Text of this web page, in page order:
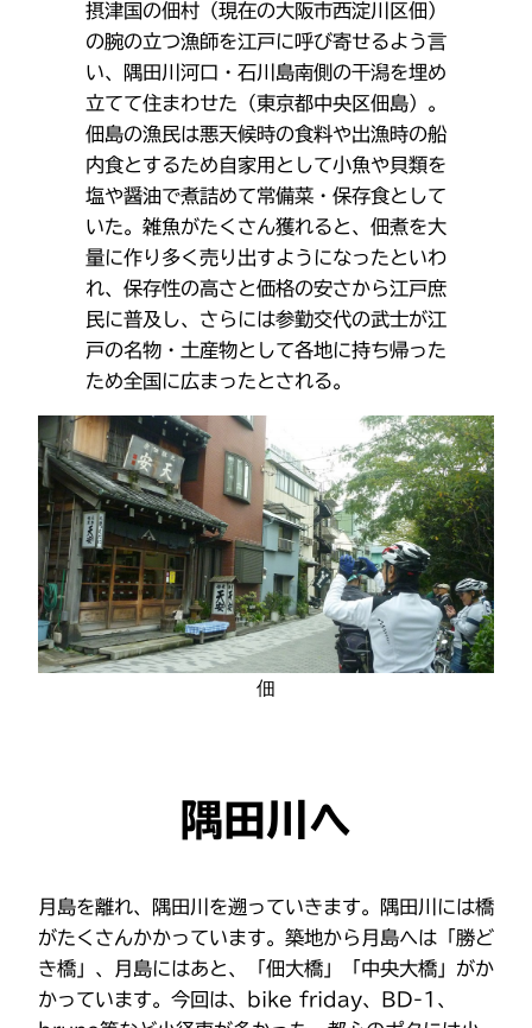
摂津国の佃村（現在の大阪市西淀川区佃）
の腕の立つ漁師を江戸に呼び寄せるよう言
い、隅田川河口・石川島南側の干潟を埋め
立てて住まわせた（東京都中央区佃島）。
佃島の漁民は悪天候時の食料や出漁時の船
内食とするため自家用として小魚や貝類を
塩や醤油で煮詰めて常備菜・保存食として
いた。雑魚がたくさん獲れると、佃煮を大
量に作り多く売り出すようになったといわ
れ、保存性の高さと価格の安さから江戸庶
民に普及し、さらには参勤交代の武士が江
戸の名物・土産物として各地に持ち帰った
ため全国に広まったとされる。
佃
隅田川へ
月島を離れ、隅田川を遡っていきます。隅田川には橋
がたくさんかかっています。築地から月島へは「勝ど
き橋」、月島にはあと、「佃大橋」「中央大橋」がか
かっています。今回は、bike friday、BD-1、